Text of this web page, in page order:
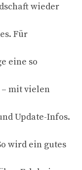
wieder
Für
eine so
mit vielen
Update-Infos.
wird ein gutes